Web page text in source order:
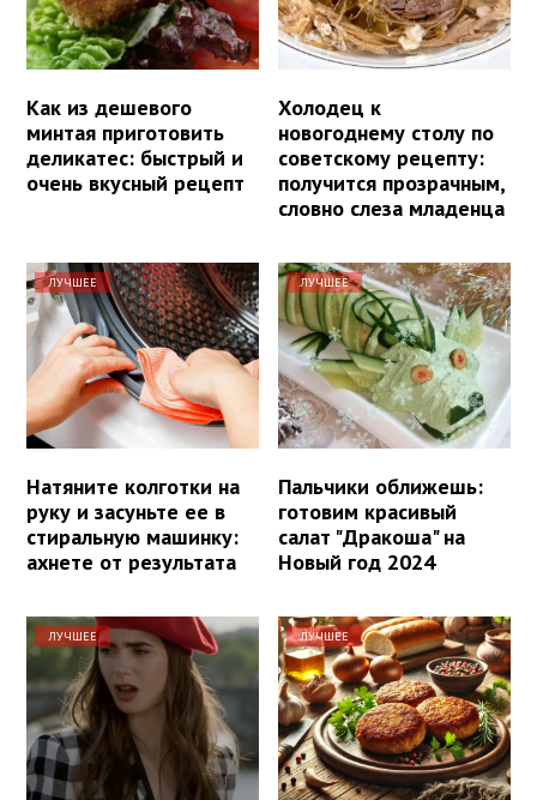
Как из дешевого
минтая приготовить
деликатес: быстрый и
очень вкусный рецепт
Холодец к
новогоднему столу по
советскому рецепту:
получится прозрачным,
словно слеза младенца
ЛУЧШЕЕ
Натяните колготки на
руку и засуньте ее в
стиральную машинку:
ахнете от результата
ЛУЧШЕЕ
Пальчики оближешь:
готовим красивый
салат "Дракоша" на
Новый год 2024
ЛУЧШЕЕ ЛУЧШЕЕ